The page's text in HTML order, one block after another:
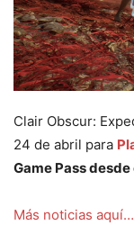
Clair Obscur:
24 de abril para
Game Pass
Más noticias aquí…